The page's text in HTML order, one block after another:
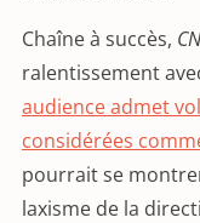
Chaîne à succès,
ralentissement
audience admet
considérées
pourrait se
laxisme de la